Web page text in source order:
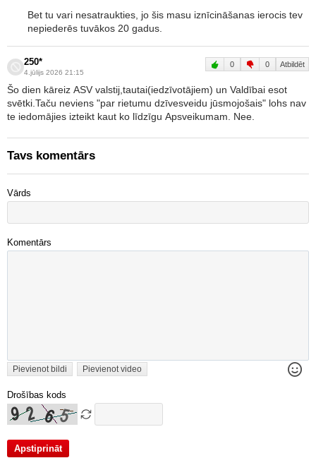
Bet tu vari nesatraukties, jo šis masu iznīcināšanas ierocis tev
nepiederēs tuvākos 20 gadus.
250*
4.jūlijs 2026 21:15
0 0 Atbildēt
Šo dien kāreiz ASV valstij,tautai(iedzīvotājiem) un Valdībai esot
svētki.Taču neviens "par rietumu dzīvesveidu jūsmojošais" lohs nav
te iedomājies izteikt kaut ko līdzīgu Apsveikumam. Nee.
Tavs komentārs
Vārds
Komentārs
Pievienot bildi Pievienot video
Drošības kods